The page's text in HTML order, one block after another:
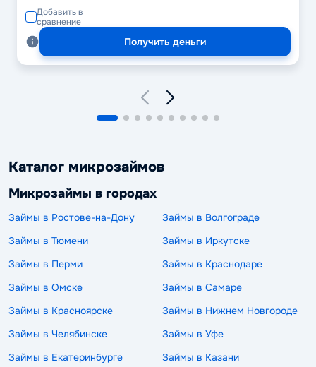
Добавить в
сравнение
Получить деньги
Каталог микрозаймов
Микрозаймы в городах
Займы в Ростове-на-Дону
Займы в Волгограде
Займы в Тюмени
Займы в Иркутске
Займы в Перми
Займы в Краснодаре
Займы в Омске
Займы в Самаре
Займы в Красноярске
Займы в Нижнем Новгороде
Займы в Челябинске
Займы в Уфе
Займы в Екатеринбурге
Займы в Казани